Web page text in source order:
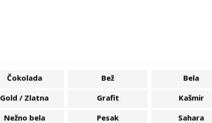
Čokolada Bež Bela
Gold / Zlatna Grafit Kašmir
Nežno bela Pesak Sahara